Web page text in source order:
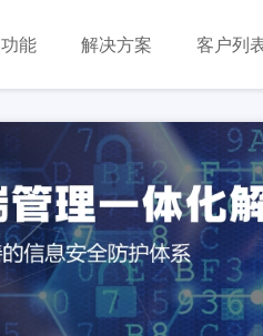
能 解决方案 客户列